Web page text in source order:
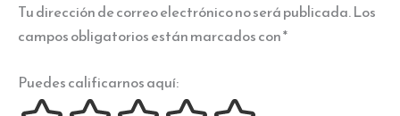
Tu dirección de correo electrónico no será publicada.Los
campos obligatorios están marcados con*
Puedes calificarnos aquí: